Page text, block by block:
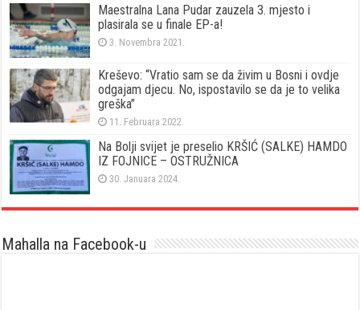
Maestralna Lana Pudar zauzela 3. mjesto i
plasirala se u finale EP-a!
3. Novembra 2021.
Kreševo: “Vratio sam se da živim u Bosni i ovdje
odgajam djecu. No, ispostavilo se da je to velika
greška”
11. Februara 2022.
Na Bolji svijet je preselio KRŠIĆ (SALKE) HAMDO
IZ FOJNICE – OSTRUŽNICA
30. Januara 2024.
Mahalla na Facebook-u